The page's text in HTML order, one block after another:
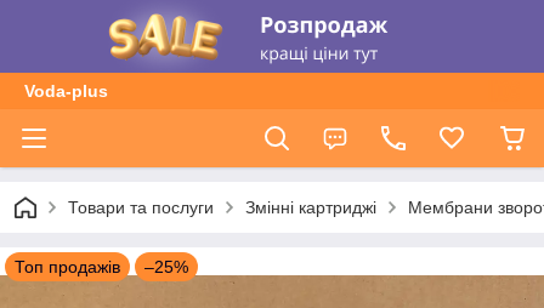
Voda-plus
Товари та послуги Змінні картриджі Мембрани
Топ продажів –25%